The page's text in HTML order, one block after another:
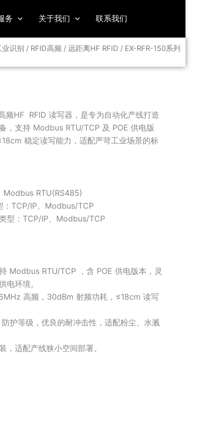
务 关于我们 联系我们
业识别 / RFID高频 / 远距离HF RFID / EX-RFR-150系列
频HF RFID 读写器，是专为自动化产线打造
，支持 Modbus RTU/TCP 及 POE 供电版
稳定读写能力，适配严苛工业场景的标
Modbus RTU(RS485)
：TCP/IP、Modbus/TCP
型：TCP/IP、Modbus/TCP
Modbus RTU/TCP ，含 POE 供电版本，灵
电环境。
高频，30dBm 射频功耗，≤18cm 读写
护等级，优良的耐冲击性，适配粉尘、水溅
，适配产线狭小空间部署。